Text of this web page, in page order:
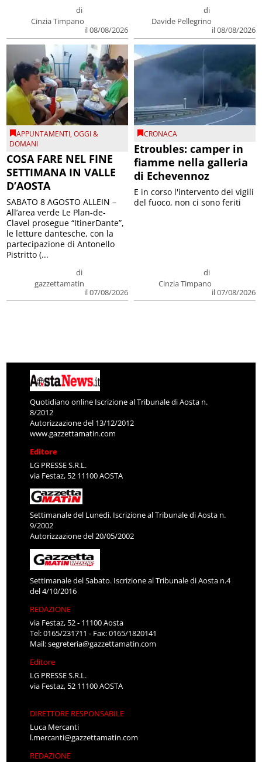
di
Cinzia Timpano
il 08/08/2026
di
Davide Pellegrino
il 08/08/2026
APPUNTAMENTI,OGGI &
DOMANI
COSA FARE NEL FINE
SETTIMANA IN VALLE
D’AOSTA
di
gazzettamatin
il 07/08/2026
SABATO 8 AGOSTO ALLEIN –
All’area verde Le Plan-de-
Clavel prosegue “ItinerDante”,
le letture dantesche, con la
partecipazione di Antonello
Pistritto (...
CRONACA
Etroubles: camper in
fiamme nella galleria
di Echevennoz
di
Cinzia Timpano
il 07/08/2026
E in corso l'intervento dei vigili
del fuoco, non ci sono feriti
Quotidiano online Iscrizione al Tribunale di Aosta n.
8/2012
Autorizzazione del 13/12/2012
www.gazzettamatin.com
Editore
LG PRESSE S.R.L.
via Festaz, 52 11100 AOSTA
Settimanale del Lunedì. Iscrizione al Tribunale di Aosta n.
9/2002
Autorizzazione del 20/05/2002
Settimanale del Sabato. Iscrizione al Tribunale di Aosta n.4
del 4/10/2016
REDAZIONE
via Festaz, 52 - 11100 Aosta
Tel: 0165/231711 - Fax: 0165/1820141
Mail:segreteria@gazzettamatin.com
Editore
LG PRESSE S.R.L.
via Festaz, 52 11100 AOSTA
DIRETTORE RESPONSABILE
Luca Mercanti
l.mercanti@gazzettamatin.com
REDAZIONE